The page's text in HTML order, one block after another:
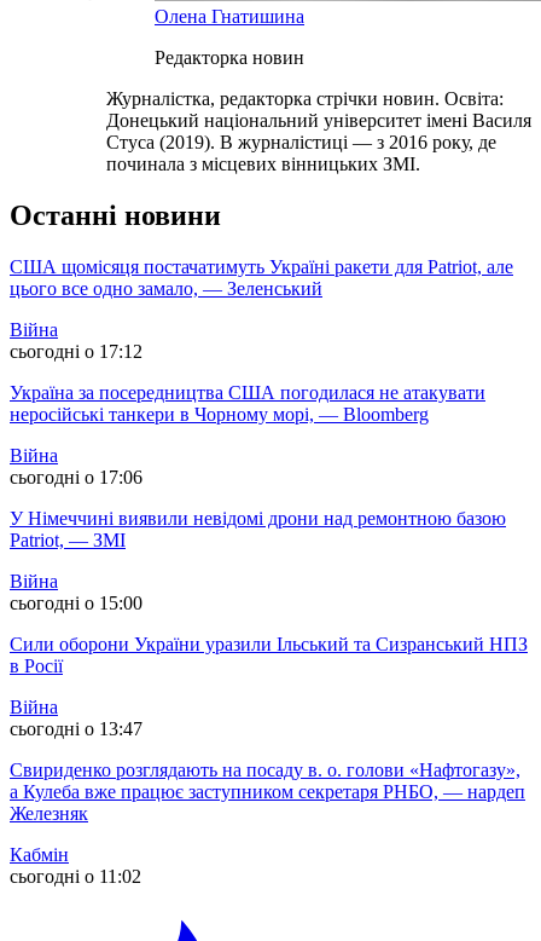
Олена Гнатишина
Редакторка новин
Журналістка, редакторка стрічки новин. Освіта:
Донецький національний університет імені Василя
Стуса (2019). В журналістиці — з 2016 року, де
починала з місцевих вінницьких ЗМІ.
Останні новини
США щомісяця постачатимуть Україні ракети для Patriot, але
цього все одно замало, — Зеленський
Війна
сьогодні о 17:12
Україна за посередництва США погодилася не атакувати
неросійські танкери в Чорному морі, — Bloomberg
Війна
сьогодні о 17:06
У Німеччині виявили невідомі дрони над ремонтною базою
Patriot, — ЗМІ
Війна
сьогодні о 15:00
Сили оборони України уразили Ільський та Сизранський НПЗ
в Росії
Війна
сьогодні о 13:47
Свириденко розглядають на посаду в. о. голови «Нафтогазу»,
а Кулеба вже працює заступником секретаря РНБО, — нардеп
Железняк
Кабмін
сьогодні о 11:02